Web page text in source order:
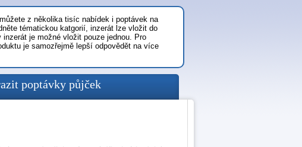
z několika tisíc nabídek i poptávek na
tématickou katgorií, inzerát lze vložit do
je možné vložit pouze jednou. Pro
je samozřejmě lepší odpovědět na více
poptávky půjček